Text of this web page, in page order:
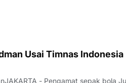
Penataan Ruang (PUPR) Kabupaten
Usai Timnas Indonesia
- Pengamat sepak bola